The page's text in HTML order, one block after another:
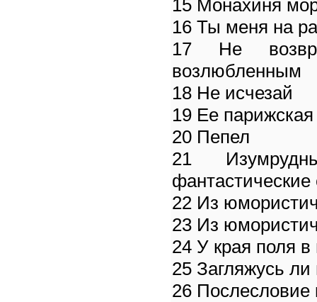
15 Монахиня
16 Ты меня на
17 Не
возлюбленным
18 Не исчезай
19 Ее
20 Пепел
21
фантастические
22 Из
23 Из
24 У края поля
25 Загляжусь ли
26 Послесловие